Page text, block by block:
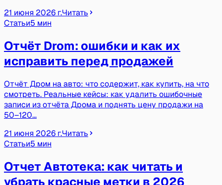
21 июня 2026 г.Читать
Статьи5 мин
Отчёт Drom: ошибки и как их
исправить перед продажей
Отчёт Дром на авто: что содержит, как купить, на что
смотреть. Реальные кейсы: как удалить ошибочные
записи из отчёта Дрома и поднять цену продажи на
50–120…
21 июня 2026 г.Читать
Статьи5 мин
Отчет Автотека: как читать и
убрать красные метки в 2026